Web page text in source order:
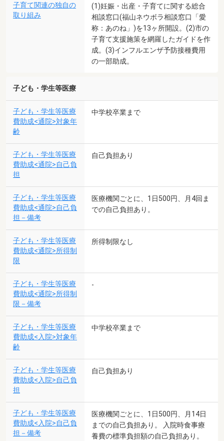
子育て関連の独自の
取り組み
(1)妊娠・出産・子育てに関する総合
相談窓口(福山ネウボラ相談窓口「愛
称：あのね」)を13ヶ所開設。(2)市の
子育て支援施策を網羅したガイドを作
成。(3)インフルエンザ予防接種費用
の一部助成。
子ども・学生等医療
子ども・学生等医療
費助成<通院>対象年
齢
中学校卒業まで
子ども・学生等医療
費助成<通院>自己負
担
自己負担あり
子ども・学生等医療
費助成<通院>自己負
担－備考
医療機関ごとに、1日500円、月4回ま
での自己負担あり。
子ども・学生等医療
費助成<通院>所得制
限
所得制限なし
子ども・学生等医療
費助成<通院>所得制
限－備考
-
子ども・学生等医療
費助成<入院>対象年
齢
中学校卒業まで
子ども・学生等医療
費助成<入院>自己負
担
自己負担あり
子ども・学生等医療
費助成<入院>自己負
担－備考
医療機関ごとに、1日500円、月14日
までの自己負担あり。 入院時食事療
養費の標準負担額の自己負担あり。